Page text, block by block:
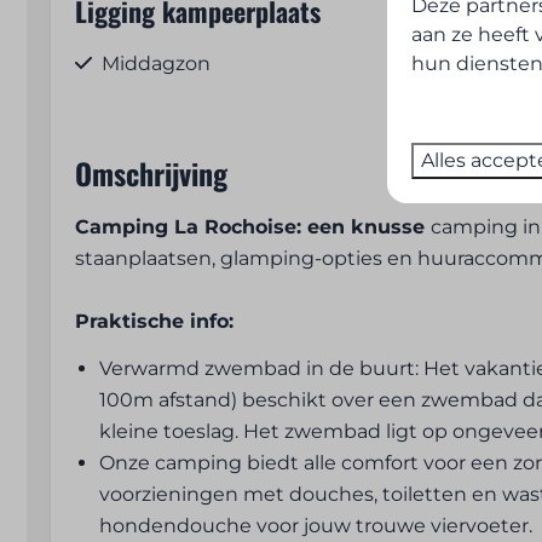
Ligging kampeerplaats
Middagzon
Schaduw
Aan het water
Slaapkamer
2
1 x 2-
Keuken
Keuken
Keukengerei
Pannen
Bestek
Borden
Drinkglazen
Eettafel
Wat breng je
Douchegel
Haardroger
Koffiefilters
(afhankelijk
Omschrijving
Camping La Rochoise: een knusse camping
staanplaatsen, glamping-opties en
Praktische info:
Verwarmd zwembad in de buurt: Het
100m afstand) beschikt over een zwembad
kleine toeslag. Het zwembad ligt op
Onze camping biedt alle comfort voor een
voorzieningen met douches, toiletten en
hondendouche voor jouw trouwe viervoeter.
Deze
aan ze heeft
hun
Alles